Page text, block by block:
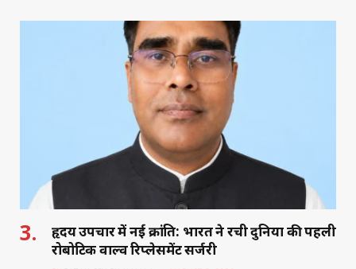
at c
e
b
o
k
k
e
dI
n
ai
l
ar
e
हृदय उपचार में नई क्रांति: भारत ने रची दुनिया की पहली
रोबोटिक वाल्व रिप्लेसमेंट सर्जरी